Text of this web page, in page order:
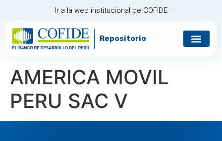
Ir a la web institucional de COFIDE
Repositorio
AMERICA MOVIL
PERU SAC V